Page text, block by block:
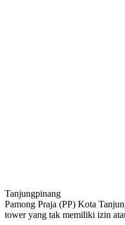
Tanjungpinang
Pamong Praja (PP) Kota
tower yang tak memiliki izin